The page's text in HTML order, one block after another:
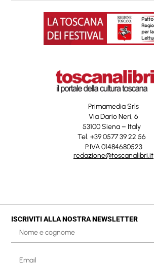
Primamedia Srls
Via Dario Neri, 6
53100 Siena – Italy
Tel. +39 0577 39 22 56
P.IVA 01484680523
redazione@toscanalibri.it
ISCRIVITI ALLA NOSTRA NEWSLETTER